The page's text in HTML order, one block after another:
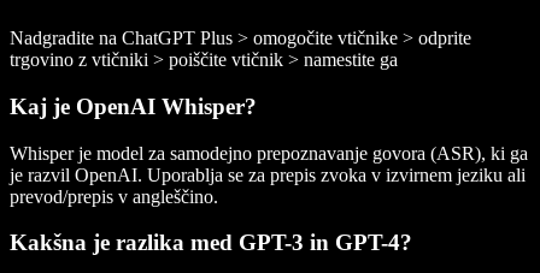
Nadgradite na ChatGPT Plus > omogočite vtičnike > odprite
trgovino z vtičniki > poiščite vtičnik > namestite ga
Kaj je OpenAI Whisper?
Whisper je model za samodejno prepoznavanje govora (ASR), ki ga
je razvil OpenAI. Uporablja se za prepis zvoka v izvirnem jeziku ali
prevod/prepis v angleščino.
Kakšna je razlika med GPT-3 in GPT-4?